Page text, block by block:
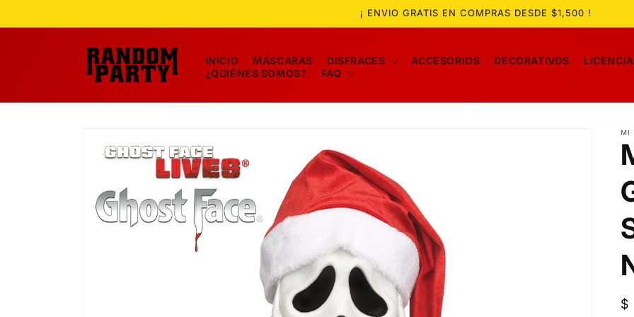
al contenido
¡ ENVIO GRATIS EN COMPRAS DESDE $1,500 !
INICIO MÁSCARAS DISFRACES ACCESORIOS DECORATIVOS
¿QUIÉNES SOMOS?
FAQ
a la
información
del producto
MI
$